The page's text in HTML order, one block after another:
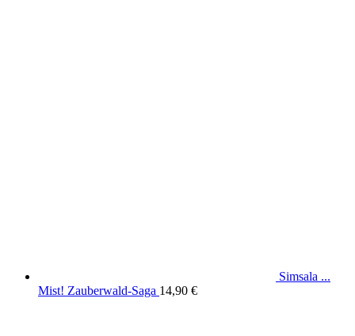
Simsala ...
Mist! Zauberwald-Saga 14,90 €